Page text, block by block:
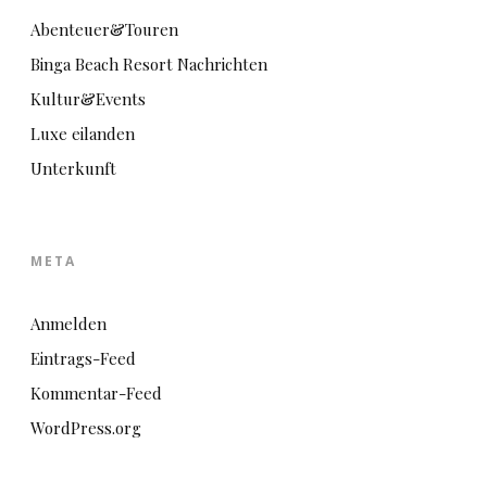
Abenteuer&Touren
Binga Beach Resort Nachrichten
Kultur&Events
Luxe eilanden
Unterkunft
META
Anmelden
Eintrags-Feed
Kommentar-Feed
WordPress.org